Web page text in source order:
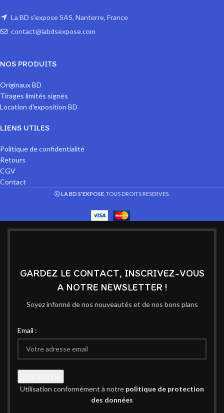
La BD s'expose SAS, Nanterre, France
contact@labdsexpose.com
NOS PRODUITS
Originaux BD
Tirages limités signés
Location d'exposition BD
LIENS UTILES
Politique de confidentialité
Retours
CGV
Contact
LA BD S'EXPOSE , TOUS DROITS RESERVES.
GARDEZ LE CONTACT, INSCRIVEZ-VOUS
A NOTRE NEWSLETTER !
Soyez informé de nos nouveautés et de nos bons plans
Email :
Utilisation conformément à notre politique de protection
des données